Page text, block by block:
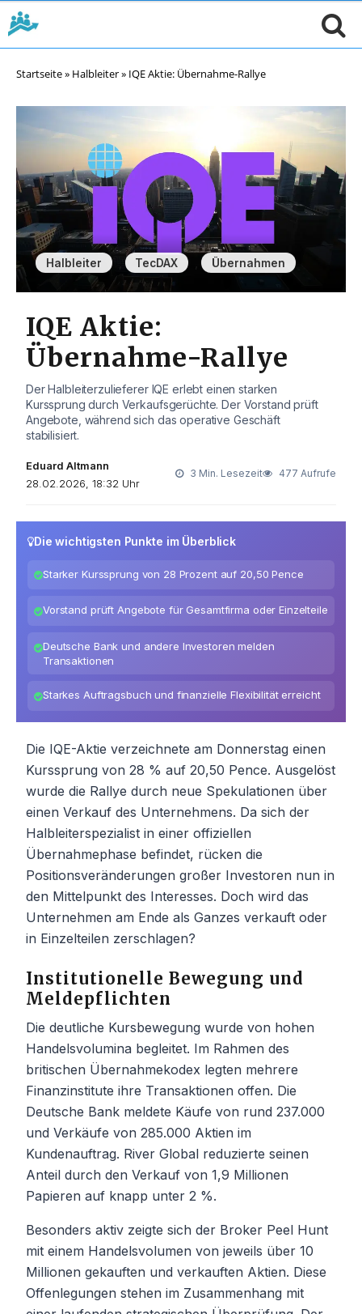
Startseite» Halbleiter» IQE Aktie: Übernahme-Rallye
Halbleiter TecDAX , Übernahmen
IQE Aktie:
Übernahme-Rallye
Der Halbleiterzulieferer IQE erlebt einen starken
Kurssprung durch Verkaufsgerüchte. Der Vorstand prüft
Angebote, während sich das operative Geschäft
stabilisiert.
Eduard Altmann
28.02.2026, 18:32 Uhr
3 Min. Lesezeit 477 Aufrufe
Die wichtigsten Punkte im Überblick
Starker Kurssprung von 28 Prozent auf 20,50 Pence
Vorstand prüft Angebote für Gesamtfirma oder Einzelteile
Deutsche Bank und andere Investoren melden
Transaktionen
Starkes Auftragsbuch und finanzielle Flexibilität erreicht
Die IQE-Aktie verzeichnete am Donnerstag einen
Kurssprung von 28 % auf 20,50 Pence. Ausgelöst
wurde die Rallye durch neue Spekulationen über
einen Verkauf des Unternehmens. Da sich der
Halbleiterspezialist in einer offiziellen
Übernahmephase befindet, rücken die
Positionsveränderungen großer Investoren nun in
den Mittelpunkt des Interesses. Doch wird das
Unternehmen am Ende als Ganzes verkauft oder
in Einzelteilen zerschlagen?
Institutionelle Bewegung und
Meldepflichten
Die deutliche Kursbewegung wurde von hohen
Handelsvolumina begleitet. Im Rahmen des
britischen Übernahmekodex legten mehrere
Finanzinstitute ihre Transaktionen offen. Die
Deutsche Bank meldete Käufe von rund 237.000
und Verkäufe von 285.000 Aktien im
Kundenauftrag. River Global reduzierte seinen
Anteil durch den Verkauf von 1,9 Millionen
Papieren auf knapp unter 2 %.
Besonders aktiv zeigte sich der Broker Peel Hunt
mit einem Handelsvolumen von jeweils über 10
Millionen gekauften und verkauften Aktien. Diese
Offenlegungen stehen im Zusammenhang mit